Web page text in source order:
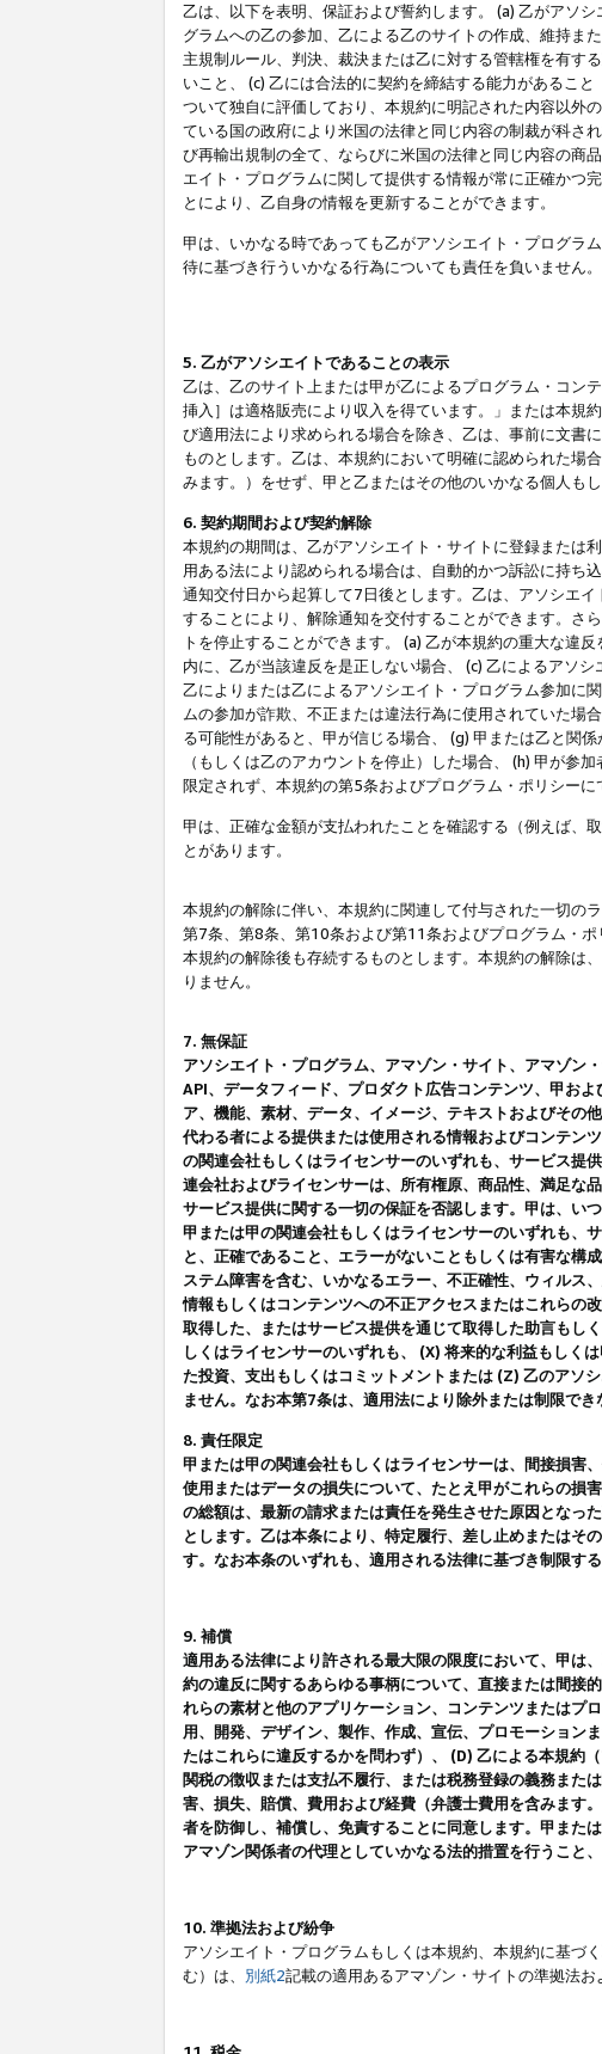
乙は、以下を表明、保証および誓約します。 (a) 乙がアソ
グラムへの乙の参加、乙による乙のサイトの作成、維持ま
主規制ルール、判決、裁決または乙に対する管轄権を有す
いこと、 (c) 乙には合法的に契約を締結する能力があるこ
ついて独自に評価しており、本規約に明記された内容以外
ている国の政府により米国の法律と同じ内容の制裁が科さ
び再輸出規制の全て、ならびに米国の法律と同じ内容の商
エイト・プログラムに関して提供する情報が常に正確かつ
とにより、乙自身の情報を更新することができます。
甲は、いかなる時であっても乙がアソシエイト・プログラ
待に基づき行ういかなる行為についても責任を負いません。
5. 乙がアソシエイトであることの表示
乙は、乙のサイト上または甲が乙によるプログラム・コン
挿入］は適格販売により収入を得ています。」または本規
び適用法により求められる場合を除き、乙は、事前に文書
ものとします。乙は、本規約において明確に認められた場
みます。）をせず、甲と乙またはその他のいかなる個人も
6. 契約期間および契約解除
本規約の期間は、乙がアソシエイト・サイトに登録または
用ある法により認められる場合は、自動的かつ訴訟に持ち
通知交付日から起算して7日後とします。乙は、アソシエ
することにより、解除通知を交付することができます。さ
トを停止することができます。 (a) 乙が本規約の重大な違
内に、乙が当該違反を是正しない場合、 (c) 乙によるアソ
乙によりまたは乙によるアソシエイト・プログラム参加に
ムの参加が詐欺、不正または違法行為に使用されていた場
る可能性があると、甲が信じる場合、 (g) 甲または乙と関
（もしくは乙のアカウントを停止）した場合、 (h) 甲が参
限定されず、本規約の第5条およびプログラム・ポリシー
甲は、正確な金額が支払われたことを確認する（例えば、
とがあります。
本規約の解除に伴い、本規約に関連して付与された一切の
第7条、第8条、第10条および第11条およびプログラム・
本規約の解除後も存続するものとします。本規約の解除は
りません。
7. 無保証
アソシエイト・プログラム、アマゾン・サイト、アマゾ
API、データフィード、プロダクト広告コンテンツ、甲お
ア、機能、素材、データ、イメージ、テキストおよびその
代わる者による提供または使用される情報およびコンテン
の関連会社もしくはライセンサーのいずれも、サービス提
連会社およびライセンサーは、所有権原、商品性、満足な
サービス提供に関する一切の保証を否認します。甲は、い
甲または甲の関連会社もしくはライセンサーのいずれも、
と、正確であること、エラーがないこともしくは有害な構
ステム障害を含む、いかなるエラー、不正確性、ウィルス
情報もしくはコンテンツへの不正アクセスまたはこれらの
取得した、またはサービス提供を通じて取得した助言もし
しくはライセンサーのいずれも、 (X) 将来的な利益もしく
た投資、支出もしくはコミットメントまたは (Z) 乙のアソ
ません。なお本第7条は、適用法により除外または制限で
8. 責任限定
甲または甲の関連会社もしくはライセンサーは、間接損害
使用またはデータの損失について、たとえ甲がこれらの損
の総額は、最新の請求または責任を発生させた原因となっ
とします。乙は本条により、特定履行、差し止めまたはそ
す。なお本条のいずれも、適用される法律に基づき制限す
9. 補償
適用ある法律により許される最大限の限度において、甲は
約の違反に関するあらゆる事柄について、直接または間接
れらの素材と他のアプリケーション、コンテンツまたはプ
用、開発、デザイン、製作、作成、宣伝、プロモーション
たはこれらに違反するかを問わず）、 (D) 乙による本規約
関税の徴収または支払不履行、または税務登録の義務また
害、損失、賠償、費用および経費（弁護士費用を含みます
者を防御し、補償し、免責することに同意します。甲また
アマゾン関係者の代理としていかなる法的措置を行うこと
10. 準拠法および紛争
アソシエイト・プログラムもしくは本規約、本規約に基づ
む）は、 別紙2記載の適用あるアマゾン・サイトの準拠法お